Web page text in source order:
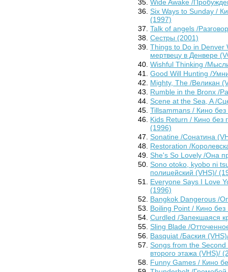
Wide Awake /
Six Ways to Sunday /
(1997)
Talk of angels /
Сестры (2001)
Things to Do in Denver
мертвецу в Денвере
Wishful Thinking /
Good Will Hunting /
Mighty, The /Великан
Rumble in the Bronx /
Scene at the Sea, A /
Tillsammans / Кино
Kids Return / Кино без
(1996)
Sonatine /Сонатина
Restoration /
She's So Lovely /Она
Sono otoko, kyobo ni
полицейский (VHS)/
Everyone Says I Love
(1996)
Bangkok Dangerous /
Boiling Point / Кино
Curdled /Запекшаяся
Sling Blade /
Basquiat /Баския
Songs from the
второго этажа (VHS)/
Funny Games / Кино